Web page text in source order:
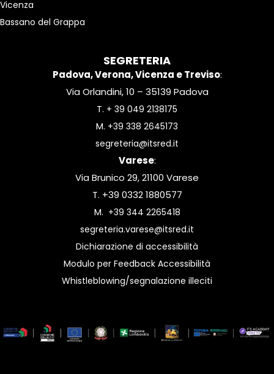
Vicenza
Bassano del Grappa
SEGRETERIA
Padova, Verona, Vicenza e Treviso:
Via Orlandini, 10 – 35139 Padova
T. + 39 049 2138175
M. +39 338 2645173
segreteria@itsred.it
Varese:
Via Brunico 29, 21100 Varese
T. +39 0332 1880577
M. +39 344 2265418
segreteria.varese@itsred.it
Dichiarazione di accessibilità
Modulo per Feedback Accessibilità
Whistleblowing/segnalazione illeciti